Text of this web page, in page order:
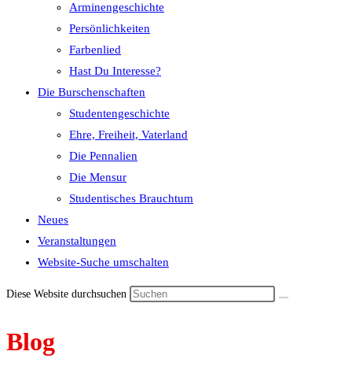
Arminengeschichte
Persönlichkeiten
Farbenlied
Hast Du Interesse?
Die Burschenschaften
Studentengeschichte
Ehre, Freiheit, Vaterland
Die Pennalien
Die Mensur
Studentisches Brauchtum
Neues
Veranstaltungen
Website-Suche umschalten
Diese Website durchsuchen
Blog